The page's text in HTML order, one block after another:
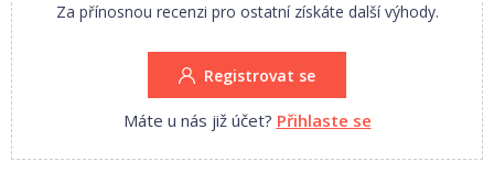
Za přínosnou recenzi pro ostatní získáte další výhody.
Registrovat se
Máte u nás již účet? Přihlaste se